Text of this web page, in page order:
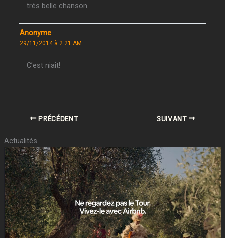
trés belle chanson
Anonyme
29/11/2014 à 2:21 AM
C’est niait!
PRÉCÉDENT SUIVANT
Actualités